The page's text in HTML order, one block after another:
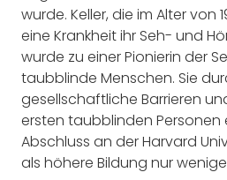
wurde. Keller, die im Alter von
eine Krankheit ihr Seh- und
wurde zu einer Pionierin der
taubblinde Menschen. Sie
gesellschaftliche Barrieren
ersten taubblinden Personen
Abschluss an der Harvard
als höhere Bildung nur